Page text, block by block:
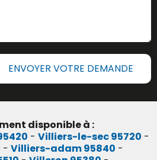
ENVOYER VOTRE DEMANDE
disponible à :
- Villiers-le-sec 95720 -
- Villiers-adam 95840 -